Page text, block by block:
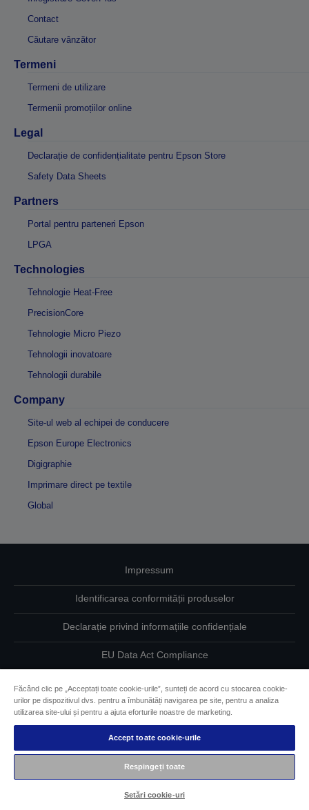
Contact
Căutare vânzător
Termeni
Termeni de utilizare
Termenii promoțiilor online
Legal
Declarație de confidențialitate pentru Epson Store
Safety Data Sheets
Partners
Portal pentru parteneri Epson
LPGA
Technologies
Tehnologie Heat-Free
PrecisionCore
Tehnologie Micro Piezo
Tehnologii inovatoare
Tehnologii durabile
Company
Site-ul web al echipei de conducere
Epson Europe Electronics
Digigraphie
Imprimare direct pe textile
Global
Impressum
Identificarea conformității produselor
Declarație privind informațiile confidențiale
EU Data Act Compliance
Informaţii despre modulele cookie
Angajamentul Epson pe linie de accesibilitate
Drepturi de autor © 2026 Seiko Epson
Făcând clic pe „Acceptați toate cookie-urile”, sunteți de acord cu stocarea cookie-
urilor pe dispozitivul dvs. pentru a îmbunătăți navigarea pe site, pentru a analiza
utilizarea site-ului și pentru a ajuta eforturile noastre de marketing.
Accept toate cookie-urile
Respingeți toate
Setări cookie-uri